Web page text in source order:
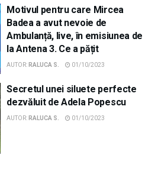
Motivul pentru care Mircea
Badea a avut nevoie de
Ambulanță, live, în emisiunea de
la Antena 3. Ce a pățit
AUTOR: RALUCA S. 01/10/2023
Secretul unei siluete perfecte
dezvăluit de Adela Popescu
AUTOR: RALUCA S. 01/10/2023